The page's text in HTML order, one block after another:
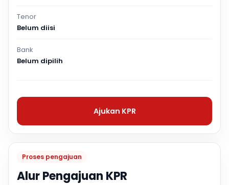
Proses pengajuan
Alur Pengajuan KPR
Tenor
Belum diisi
Bank
Belum dipilih
Ajukan KPR